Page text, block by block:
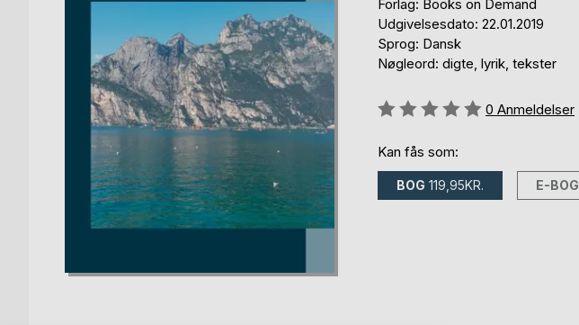
Forlag: Books on Demand
Udgivelsesdato: 22.01.2019
Sprog: Dansk
Nøgleord: digte, lyrik, tekster
Anmeldelse::
0 Anmeldelser
Kan fås som:
BOG 119,95KR. E-BOG